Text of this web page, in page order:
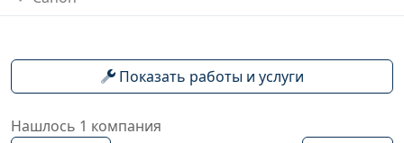
Показать работы и услуги
Нашлось 1 компания